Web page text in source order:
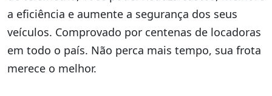
a eficiência e aumente a segurança dos seus
veículos. Comprovado por centenas de locadoras
em todo o país. Não perca mais tempo, sua frota
merece o melhor.